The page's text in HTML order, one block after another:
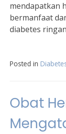
mendapatkan
bermanfaat
diabetes
Posted in
Obat